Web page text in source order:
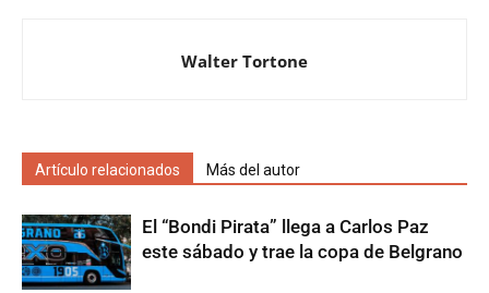
Walter Tortone
Artículo relacionados Más del autor
El “Bondi Pirata” llega a Carlos Paz
este sábado y trae la copa de Belgrano